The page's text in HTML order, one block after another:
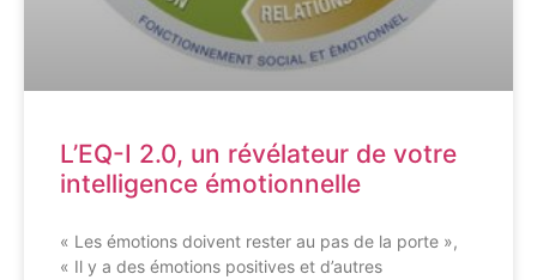
L’EQ-I 2.0, un révélateur de votre
intelligence émotionnelle
« Les émotions doivent rester au pas de la porte »,
« Il y a des émotions positives et d’autres